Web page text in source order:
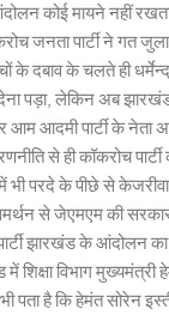
कोई मायने नहीं
जनता पार्टी ने गत
के दबाव के चलते ही
पड़ा, लेकिन अब झारखंड
आम आदमी पार्टी के नेता
से ही कॉकरोच
परदे के पीछे से
से जेएमएम की
झारखंड के आंदोलन
शिक्षा विभाग
पता है कि हेमंत सोरेन